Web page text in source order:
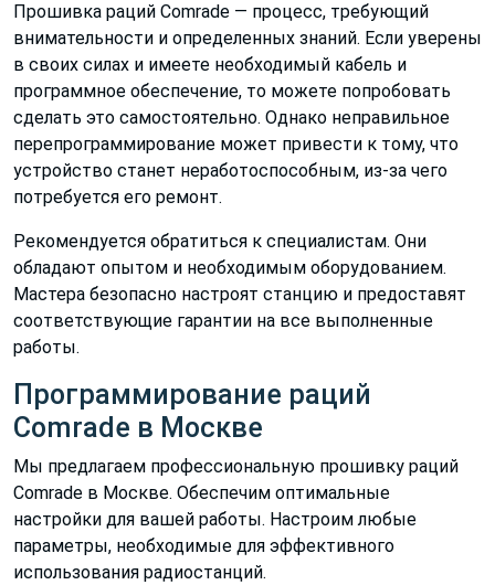
Прошивка раций Comrade — процесс, требующий
внимательности и определенных знаний. Если уверены
в своих силах и имеете необходимый кабель и
программное обеспечение, то можете попробовать
сделать это самостоятельно. Однако неправильное
перепрограммирование может привести к тому, что
устройство станет неработоспособным, из-за чего
потребуется его ремонт.
Рекомендуется обратиться к специалистам. Они
обладают опытом и необходимым оборудованием.
Мастера безопасно настроят станцию и предоставят
соответствующие гарантии на все выполненные
работы.
Программирование раций
Comrade в Москве
Мы предлагаем профессиональную прошивку раций
Comrade в Москве. Обеспечим оптимальные
настройки для вашей работы. Настроим любые
параметры, необходимые для эффективного
использования радиостанций.